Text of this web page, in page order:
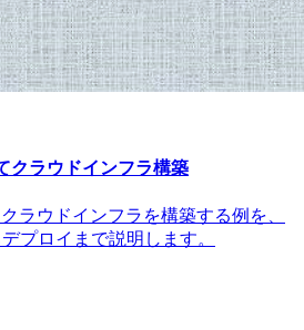
クラウドインフラ構築
ラウドインフラを構築する例を、
プロイまで説明します。